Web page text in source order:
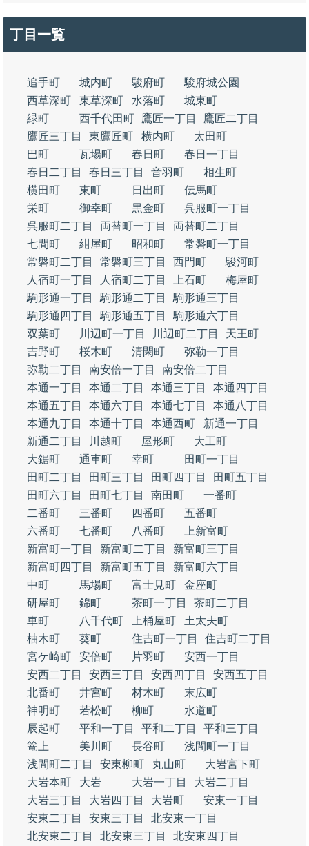
丁目一覧
追手町 城内町 駿府町
駿府城公園
西草深町
東草深町 水落町
城東町
緑町
西千代田町 鷹匠一丁目
鷹匠二丁目
鷹匠三丁目
東鷹匠町 横内町
太田町
巴町
瓦場町 春日町
春日一丁目
春日二丁目
春日三丁目 音羽町
相生町
横田町
東町 日出町
伝馬町
栄町
御幸町 黒金町
呉服町一丁目
呉服町二丁目
両替町一丁目
両替町二丁目
七間町
紺屋町 昭和町
常磐町一丁目
常磐町二丁目
常磐町三丁目 西門町
駿河町
人宿町一丁目
人宿町二丁目 上石町
梅屋町
駒形通一丁目
駒形通二丁目
駒形通三丁目
駒形通四丁目
駒形通五丁目
駒形通六丁目
双葉町
川辺町一丁目 川辺町二丁目
天王町
吉野町
桜木町 清閑町
弥勒一丁目
弥勒二丁目
南安倍一丁目
南安倍二丁目
本通一丁目
本通二丁目 本通三丁目
本通四丁目
本通五丁目
本通六丁目 本通七丁目
本通八丁目
本通九丁目
本通十丁目 本通西町
新通一丁目
新通二丁目
川越町 屋形町
大工町
大鋸町
通車町 幸町
田町一丁目
田町二丁目
田町三丁目 田町四丁目
田町五丁目
田町六丁目
田町七丁目 南田町
一番町
二番町
三番町 四番町
五番町
六番町
七番町 八番町
上新富町
新富町一丁目
新富町二丁目
新富町三丁目
新富町四丁目
新富町五丁目
新富町六丁目
中町
馬場町 富士見町
金座町
研屋町
錦町 茶町一丁目
茶町二丁目
車町
八千代町 上桶屋町
土太夫町
柚木町
葵町 住吉町一丁目
住吉町二丁目
宮ケ崎町
安倍町 片羽町
安西一丁目
安西二丁目
安西三丁目 安西四丁目
安西五丁目
北番町
井宮町 材木町
末広町
神明町
若松町 柳町
水道町
辰起町
平和一丁目 平和二丁目
平和三丁目
篭上
美川町 長谷町
浅間町一丁目
浅間町二丁目
安東柳町 丸山町
大岩宮下町
大岩本町
大岩 大岩一丁目
大岩二丁目
大岩三丁目
大岩四丁目 大岩町
安東一丁目
安東二丁目
安東三丁目
北安東一丁目
北安東二丁目
北安東三丁目
北安東四丁目